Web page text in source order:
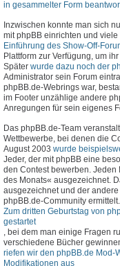
in gesammelter Form
Inzwischen konnte man sich
mit phpBB einrichten und
Einführung des Show-Off-
Plattform zur Verfügung, um
Später wurde dazu noch der
Administrator sein Forum
phpBB.de-Webrings war,
im Footer unzählige andere
Anregungen für sein eigenes
Das phpBB.de-Team
Wettbewerbe, bei denen die
August 2003 wurde
Jeder, der mit phpBB eine
den Contest bewerben.
des Monats« ausgezeichnet.
ausgezeichnet und der
phpBB.de-Community ermittelt.
Zum dritten Geburtstag von
gestartet
, bei dem man einige Fragen
verschiedene Bücher
riefen wir den phpBB.de Mod-
Modifikationen aus